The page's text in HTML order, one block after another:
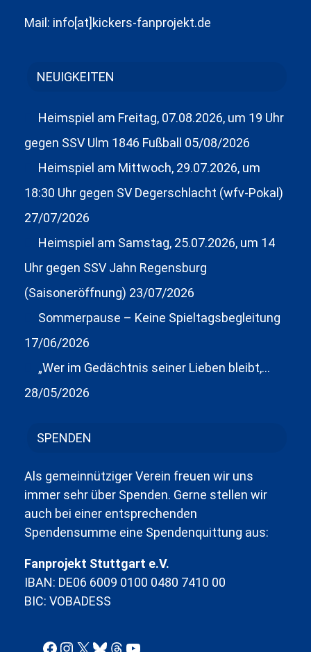
Mail: info[at]kickers-fanprojekt.de
NEUIGKEITEN
Heimspiel am Freitag, 07.08.2026, um 19 Uhr
gegen SSV Ulm 1846 Fußball
05/08/2026
Heimspiel am Mittwoch, 29.07.2026, um
18:30 Uhr gegen SV Degerschlacht (wfv-Pokal)
27/07/2026
Heimspiel am Samstag, 25.07.2026, um 14
Uhr gegen SSV Jahn Regensburg
(Saisoneröffnung) 23/07/2026
Sommerpause – Keine Spieltagsbegleitung
17/06/2026
„Wer im Gedächtnis seiner Lieben bleibt,…
28/05/2026
SPENDEN
Als gemeinnütziger Verein freuen wir uns
immer sehr über Spenden. Gerne stellen wir
auch bei einer entsprechenden
Spendensumme eine Spendenquittung aus:
Fanprojekt Stuttgart e.V.
IBAN: DE06 6009 0100 0480 7410 00
BIC: VOBADESS
Facebook
Instagram
X Bluesky
Threads
YouTube